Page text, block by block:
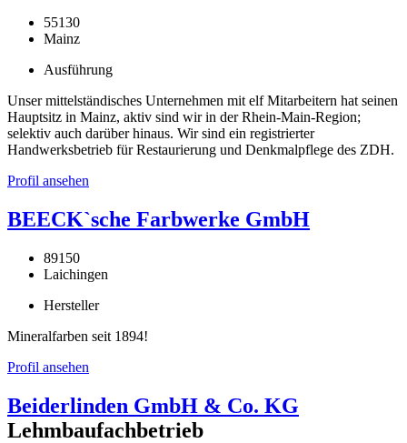
55130
Mainz
Ausführung
Unser mittelständisches Unternehmen mit elf Mitarbeitern hat seinen
Hauptsitz in Mainz, aktiv sind wir in der Rhein-Main-Region;
selektiv auch darüber hinaus. Wir sind ein registrierter
Handwerksbetrieb für Restaurierung und Denkmalpflege des ZDH.
Profil ansehen
BEECK`sche Farbwerke GmbH
89150
Laichingen
Hersteller
Mineralfarben seit 1894!
Profil ansehen
Beiderlinden GmbH & Co. KG
Lehmbaufachbetrieb